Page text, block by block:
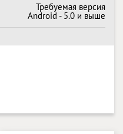
Требуемая версия
Android - 5.0 и выше